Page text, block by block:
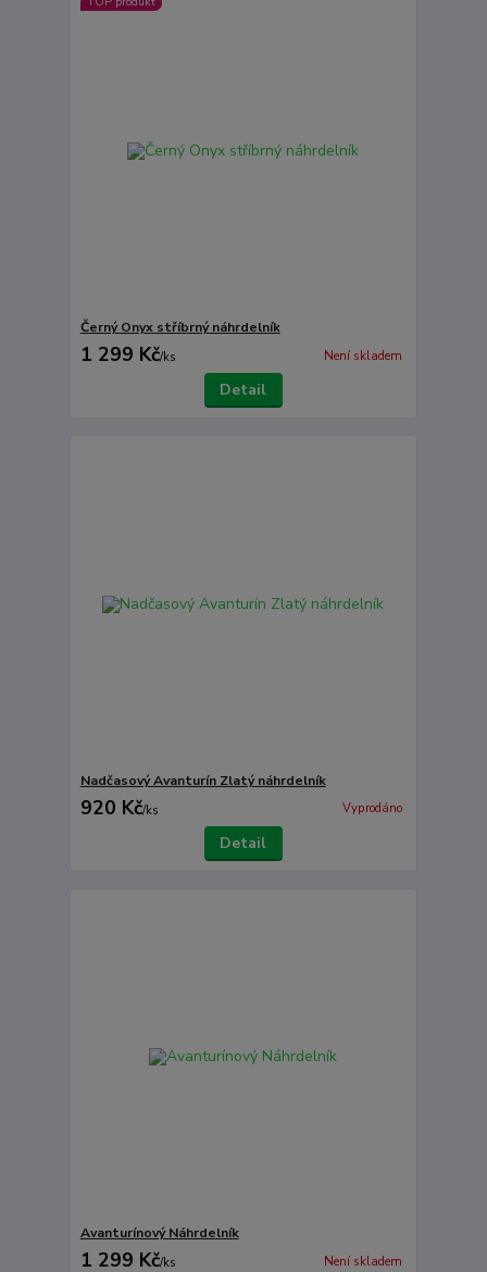
Černý Onyx stříbrný náhrdelník
1 299 Kč/ks Není skladem
Detail
Nadčasový Avanturín Zlatý náhrdelník
920 Kč/ks Vyprodáno
Detail
Avanturínový Náhrdelník
1 299 Kč/ks Není skladem